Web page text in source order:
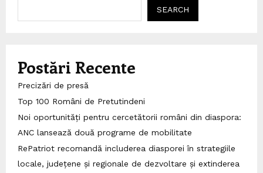
SEARCH
Postări Recente
Precizări de presă
Top 100 Români de Pretutindeni
Noi oportunități pentru cercetătorii români din diaspora:
ANC lansează două programe de mobilitate
RePatriot recomandă includerea diasporei în strategiile
locale, județene și regionale de dezvoltare și extinderea